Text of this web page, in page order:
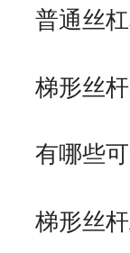
普通丝
梯形丝
有哪些
梯形丝